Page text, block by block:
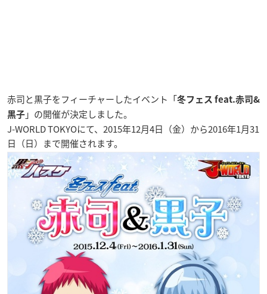
赤司と黒子をフィーチャーしたイベント「冬フェス feat.赤司&
黒子 」の開催が決定しました。
J-WORLD TOKYOにて、2015年12月4日（金）から2016年1月31
日（日）まで開催されます。